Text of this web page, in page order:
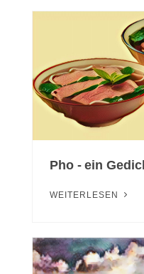
Pho - ein
WEITERLESEN